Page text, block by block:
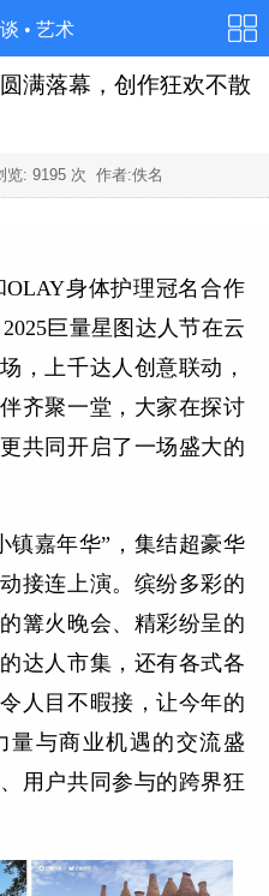
• 艺术
满落幕，创作狂欢不散
: 9195 次 作者:佚名
身体护理冠名合作
巨量星图达人节在云
，上千达人创意联动，
齐聚一堂，大家在探讨
共同开启了一场盛大的
镇嘉年华”，集结超豪华
接连上演。缤纷多彩的
篝火晚会、精彩纷呈的
达人市集，还有各式各
人目不暇接，让今年的
量与商业机遇的交流盛
用户共同参与的跨界狂